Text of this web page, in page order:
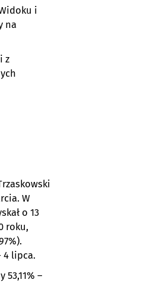
i
na
z
W
o 13
roku,
4 lipca.
–